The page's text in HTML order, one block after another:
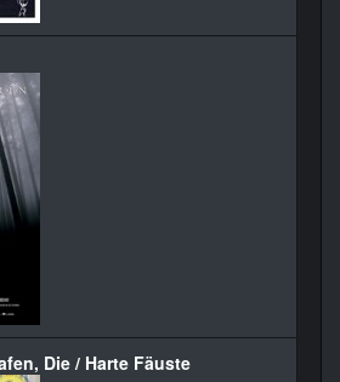
Die / Harte Fäuste